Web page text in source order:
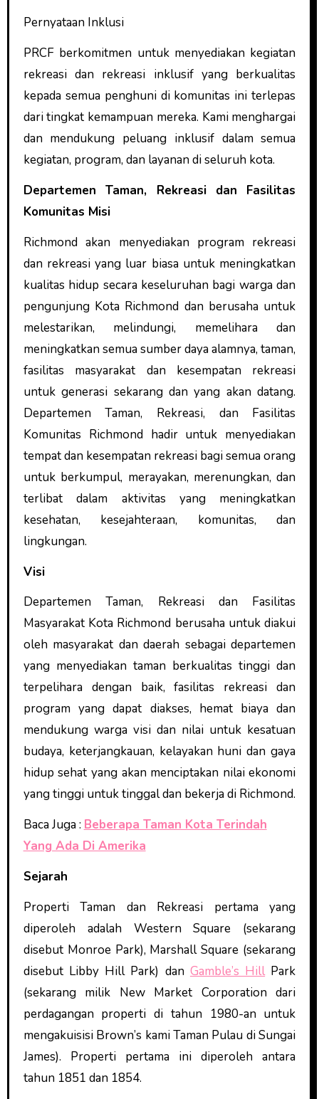
Pernyataan Inklusi
PRCF berkomitmen untuk menyediakan kegiatan
rekreasi dan rekreasi inklusif yang berkualitas
kepada semua penghuni di komunitas ini terlepas
dari tingkat kemampuan mereka. Kami menghargai
dan mendukung peluang inklusif dalam semua
kegiatan, program, dan layanan di seluruh kota.
Departemen Taman, Rekreasi dan Fasilitas
Komunitas Misi
Richmond akan menyediakan program rekreasi
dan rekreasi yang luar biasa untuk meningkatkan
kualitas hidup secara keseluruhan bagi warga dan
pengunjung Kota Richmond dan berusaha untuk
melestarikan, melindungi, memelihara dan
meningkatkan semua sumber daya alamnya, taman,
fasilitas masyarakat dan kesempatan rekreasi
untuk generasi sekarang dan yang akan datang.
Departemen Taman, Rekreasi, dan Fasilitas
Komunitas Richmond hadir untuk menyediakan
tempat dan kesempatan rekreasi bagi semua orang
untuk berkumpul, merayakan, merenungkan, dan
terlibat dalam aktivitas yang meningkatkan
kesehatan, kesejahteraan, komunitas, dan
lingkungan.
Visi
Departemen Taman, Rekreasi dan Fasilitas
Masyarakat Kota Richmond berusaha untuk diakui
oleh masyarakat dan daerah sebagai departemen
yang menyediakan taman berkualitas tinggi dan
terpelihara dengan baik, fasilitas rekreasi dan
program yang dapat diakses, hemat biaya dan
mendukung warga visi dan nilai untuk kesatuan
budaya, keterjangkauan, kelayakan huni dan gaya
hidup sehat yang akan menciptakan nilai ekonomi
yang tinggi untuk tinggal dan bekerja di Richmond.
Baca Juga : Beberapa Taman Kota Terindah
Yang Ada Di Amerika
Sejarah
Properti Taman dan Rekreasi pertama yang
diperoleh adalah Western Square (sekarang
disebut Monroe Park), Marshall Square (sekarang
disebut Libby Hill Park) dan Gamble’s HillPark
(sekarang milik New Market Corporation dari
perdagangan properti di tahun 1980-an untuk
mengakuisisi Brown’s kami Taman Pulau di Sungai
James). Properti pertama ini diperoleh antara
tahun 1851 dan 1854.